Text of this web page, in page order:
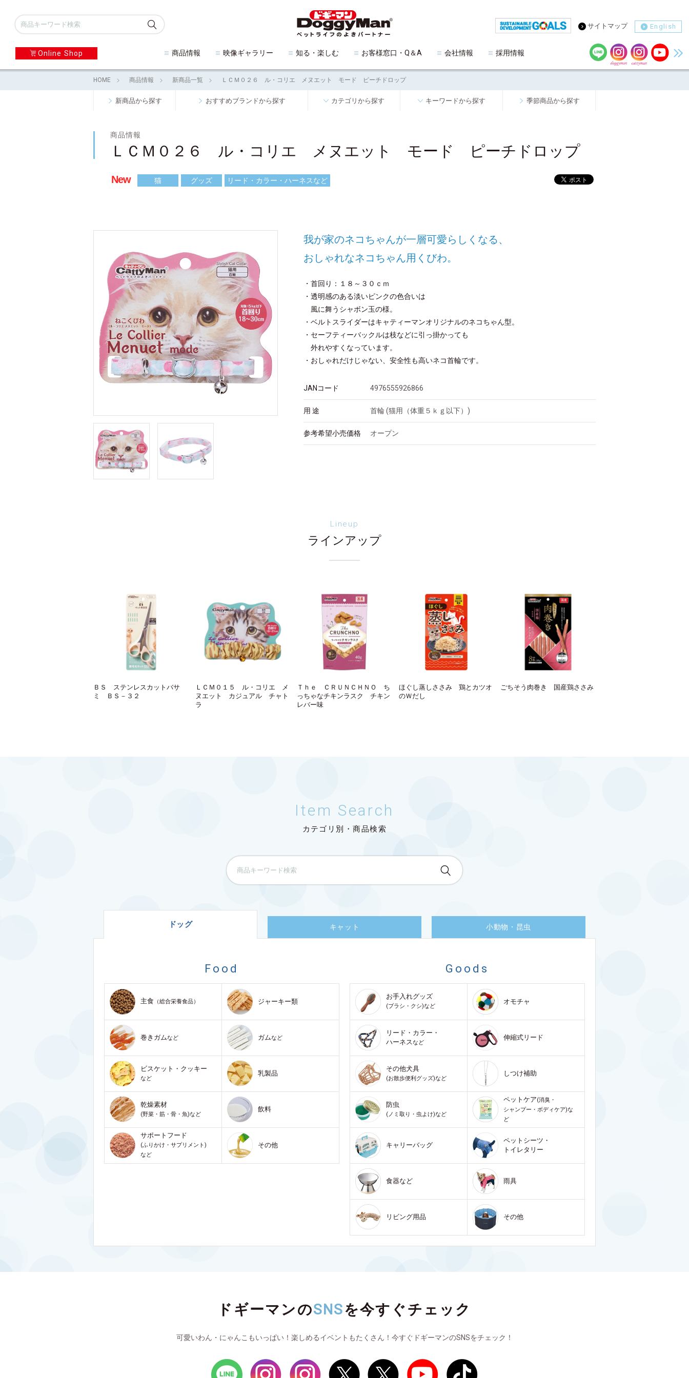
Online Shop 商品情報 映像ギャラリー 知る・楽しむ お客様窓口・Q＆A 会社情報 採用情報
サイトマップ English
HOME 商品情報 新商品一覧 ＬＣＭ０２６ ル・コリエ メヌエット モード ピーチドロップ
新商品から探す おすすめブランドから探す カテゴリから探す キーワードから探す 季節商品から探す
商品情報
ＬＣＭ０２６ ル・コリエ メヌエット モード ピーチドロップ
New 猫 グッズ リード・カラー・ハーネスなど
我が家のネコちゃんが一層可愛らしくなる、
おしゃれなネコちゃん用くびわ。
・首回り：１８～３０ｃｍ
・透明感のある淡いピンクの色合いは
風に舞うシャボン玉の様。
・ベルトスライダーはキャティーマンオリジナルのネコちゃん型。
・セーフティーバックルは枝などに引っ掛かっても
外れやすくなっています。
・おしゃれだけじゃない、安全性も高いネコ首輪です。
JANコード 4976555926866
用 途 首輪 (猫用（体重５ｋｇ以下）)
参考希望小売価格 オープン
Lineup
ラインアップ
ＢＳ ステンレスカットバサ
ミ ＢＳ－３２
ＬＣＭ０１５ ル・コリエ メ
ヌエット カジュアル チャト
ラ
Ｔｈｅ ＣＲＵＮＣＨＮＯ ち
っちゃなチキンラスク チキン
レバー味
ほぐし蒸しささみ 鶏とカツオ
のＷだし
ごちそう肉巻き 国産鶏ささみ
Item Search
カテゴリ別・商品検索
ドッグ キャット 小動物・昆虫
Food
主食 （総合栄養食品） ジャーキー類
巻きガムなど ガムなど
ビスケット・クッキー
など
乳製品
乾燥素材
(野菜・筋・骨・魚)など
飲料
サポートフード
(ふりかけ・サプリメント)
など
その他
Goods
お手入れグッズ
(ブラシ・クシ)など
オモチャ
リード・カラー・
ハーネスなど
伸縮式リード
その他犬具
(お散歩便利グッズ)など
しつけ補助
防虫
(ノミ取り・虫よけ)など
ペットケア(消臭・
シャンプー・ボディケア)な
ど
キャリーバッグ
ペットシーツ・
トイレタリー
食器など 雨具
リビング用品 その他
ドギーマンのSNSを今すぐチェック
可愛いわん・にゃんこもいっぱい！楽しめるイベントもたくさん！今すぐドギーマンのSNSをチェック！